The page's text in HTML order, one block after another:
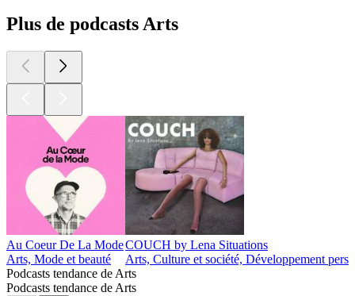
Plus de podcasts Arts
Au Coeur De La Mode
Arts, Mode et beauté
COUCH by Lena Situations
Arts, Culture et société, Développement
Podcasts tendance de Arts
Podcasts tendance de Arts